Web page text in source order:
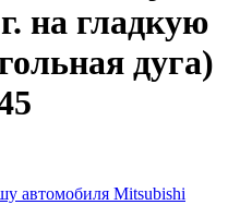
на гладкую
дуга)